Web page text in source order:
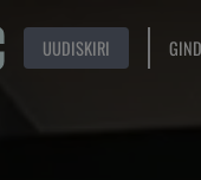
UUDISKIRI